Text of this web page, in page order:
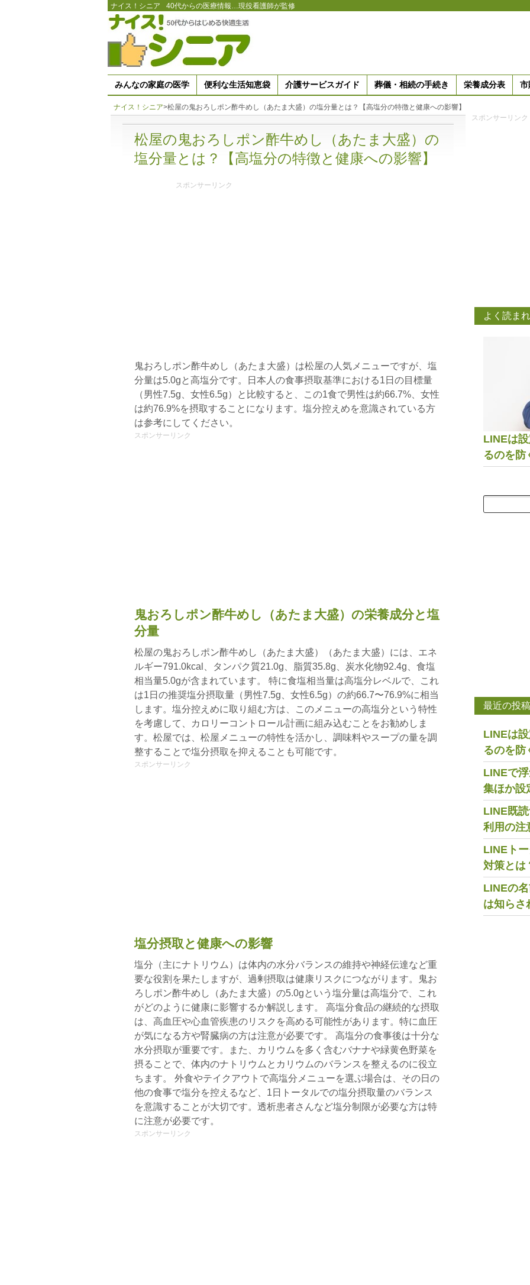
ナイス！シニア 40代からの医療情報…現役看護師が監修
みんなの家庭の医学 便利な生活知恵袋 介護サービスガイド 葬儀・相続の手続き 栄養成分表 市
ナイス！シニア>松屋の鬼おろしポン酢牛めし（あたま大盛）の塩分量とは？【高塩分の特徴と健康への影響】
松屋の鬼おろしポン酢牛めし（あたま大盛）の
塩分量とは？【高塩分の特徴と健康への影響】
スポンサーリンク
鬼おろしポン酢牛めし（あたま大盛）は松屋の人気メニューですが、塩
分量は5.0gと高塩分です。日本人の食事摂取基準における1日の目標量
（男性7.5g、女性6.5g）と比較すると、この1食で男性は約66.7%、女性
は約76.9%を摂取することになります。塩分控えめを意識されている方
は参考にしてください。
スポンサーリンク
鬼おろしポン酢牛めし（あたま大盛）の栄養成分と塩
分量
松屋の鬼おろしポン酢牛めし（あたま大盛）（あたま大盛）には、エネ
ルギー791.0kcal、タンパク質21.0g、脂質35.8g、炭水化物92.4g、食塩
相当量5.0gが含まれています。 特に食塩相当量は高塩分レベルで、これ
は1日の推奨塩分摂取量（男性7.5g、女性6.5g）の約66.7〜76.9%に相当
します。塩分控えめに取り組む方は、このメニューの高塩分という特性
を考慮して、カロリーコントロール計画に組み込むことをお勧めしま
す。松屋では、松屋メニューの特性を活かし、調味料やスープの量を調
整することで塩分摂取を抑えることも可能です。
スポンサーリンク
塩分摂取と健康への影響
塩分（主にナトリウム）は体内の水分バランスの維持や神経伝達など重
要な役割を果たしますが、過剰摂取は健康リスクにつながります。鬼お
ろしポン酢牛めし（あたま大盛）の5.0gという塩分量は高塩分で、これ
がどのように健康に影響するか解説します。 高塩分食品の継続的な摂取
は、高血圧や心血管疾患のリスクを高める可能性があります。特に血圧
が気になる方や腎臓病の方は注意が必要です。 高塩分の食事後は十分な
水分摂取が重要です。また、カリウムを多く含むバナナや緑黄色野菜を
摂ることで、体内のナトリウムとカリウムのバランスを整えるのに役立
ちます。 外食やテイクアウトで高塩分メニューを選ぶ場合は、その日の
他の食事で塩分を控えるなど、1日トータルでの塩分摂取量のバランス
を意識することが大切です。透析患者さんなど塩分制限が必要な方は特
に注意が必要です。
スポンサーリンク
スポンサーリンク
よく読ま
LINEは
るのを防
最近の投稿
LINEは
るのを防
LINEで
集ほか設
LINE既
利用の注
LINEト
対策とは
LINEの
は知らさ